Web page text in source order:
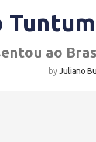
ao
byJuliano